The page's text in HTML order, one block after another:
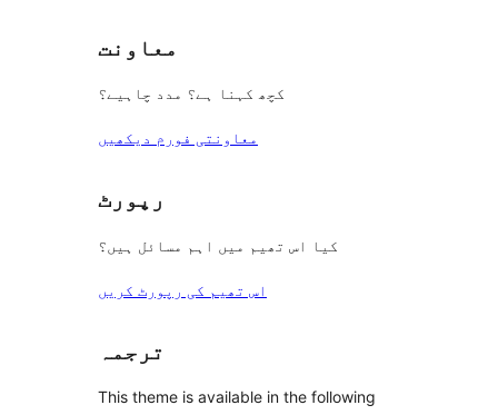
معاونت
کچھ کہنا ہے؟ مدد چاہیے؟
معاونتی فورم دیکھیں
رپورٹ
کیا اس تھیم میں اہم مسائل ہیں؟
اس تھیم کی رپورٹ کریں
ترجمہ
This theme is available in the following